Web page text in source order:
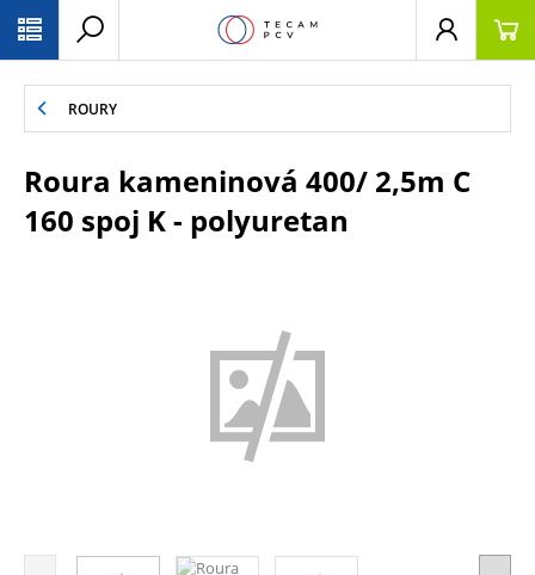
ROURY
Roura kameninová 400/ 2,5m C
160 spoj K - polyuretan